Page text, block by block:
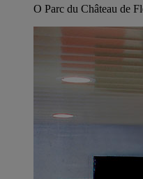
O Parc du Château de